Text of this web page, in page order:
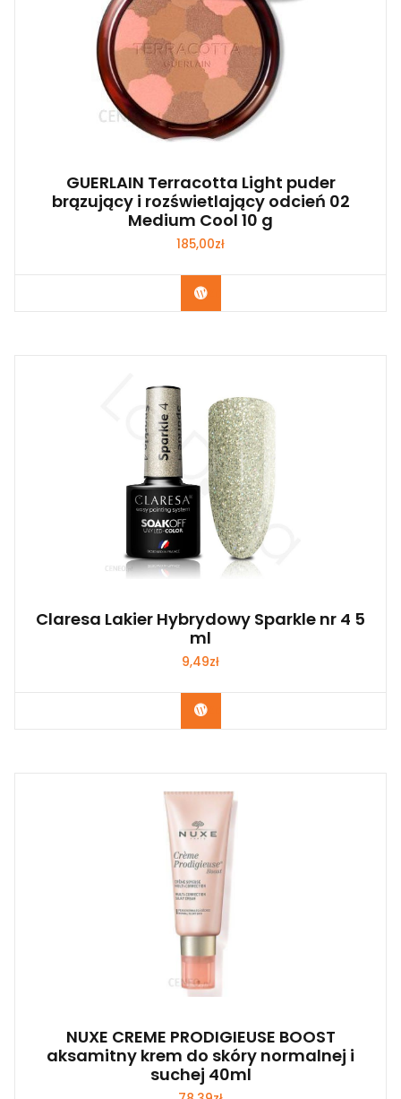
GUERLAIN Terracotta Light puder
brązujący i rozświetlający odcień 02
Medium Cool 10 g
185,00zł
Zobacz
Claresa Lakier Hybrydowy Sparkle nr 4 5
ml
9,49zł
Zobacz
NUXE CREME PRODIGIEUSE BOOST
aksamitny krem do skóry normalnej i
suchej 40ml